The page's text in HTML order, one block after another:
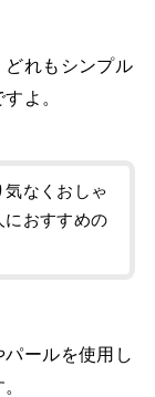
どれもシンプル
よ。
なくおしゃ
におすすめの
ールを使用し